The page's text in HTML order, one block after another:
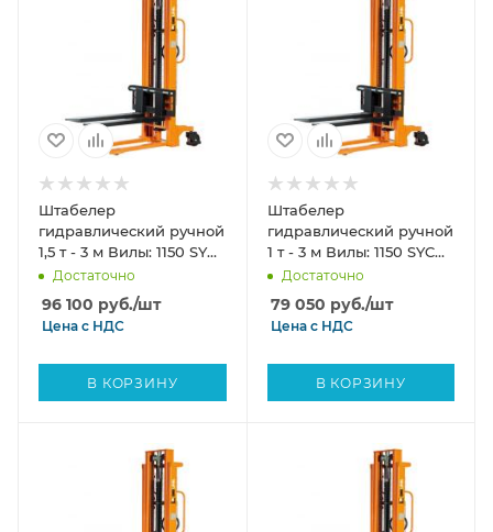
Штабелер
гидравлический ручной
1,5 т - 3 м Вилы: 1150 SYC
SIBLINE
Достаточно
96 100 руб./шт
Цена с НДС
В КОРЗИНУ
Штабелер
гидравлический ручной
1 т - 3 м Вилы: 1150 SYC
SIBLINE
Достаточно
79 050 руб./шт
Цена с НДС
В КОРЗИНУ